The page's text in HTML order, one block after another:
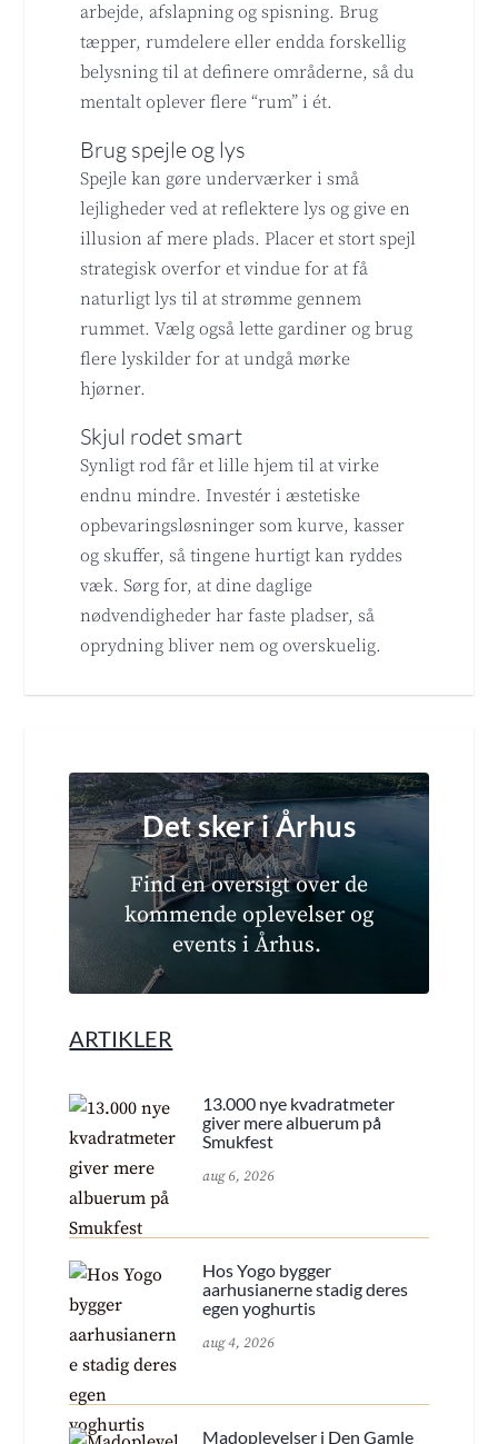
arbejde, afslapning og spisning. Brug
tæpper, rumdelere eller endda forskellig
belysning til at definere områderne, så du
mentalt oplever flere “rum” i ét.
Brug spejle og lys
Spejle kan gøre underværker i små
lejligheder ved at reflektere lys og give en
illusion af mere plads. Placer et stort spejl
strategisk overfor et vindue for at få
naturligt lys til at strømme gennem
rummet. Vælg også lette gardiner og brug
flere lyskilder for at undgå mørke
hjørner.
Skjul rodet smart
Synligt rod får et lille hjem til at virke
endnu mindre. Investér i æstetiske
opbevaringsløsninger som kurve, kasser
og skuffer, så tingene hurtigt kan ryddes
væk. Sørg for, at dine daglige
nødvendigheder har faste pladser, så
oprydning bliver nem og overskuelig.
Det sker i Århus
Find en oversigt over de
kommende oplevelser og
events i Århus.
ARTIKLER
13.000 nye kvadratmeter
giver mere albuerum på
Smukfest
aug 6, 2026
Hos Yogo bygger
aarhusianerne stadig deres
egen yoghurtis
aug 4, 2026
Madoplevelser i Den Gamle